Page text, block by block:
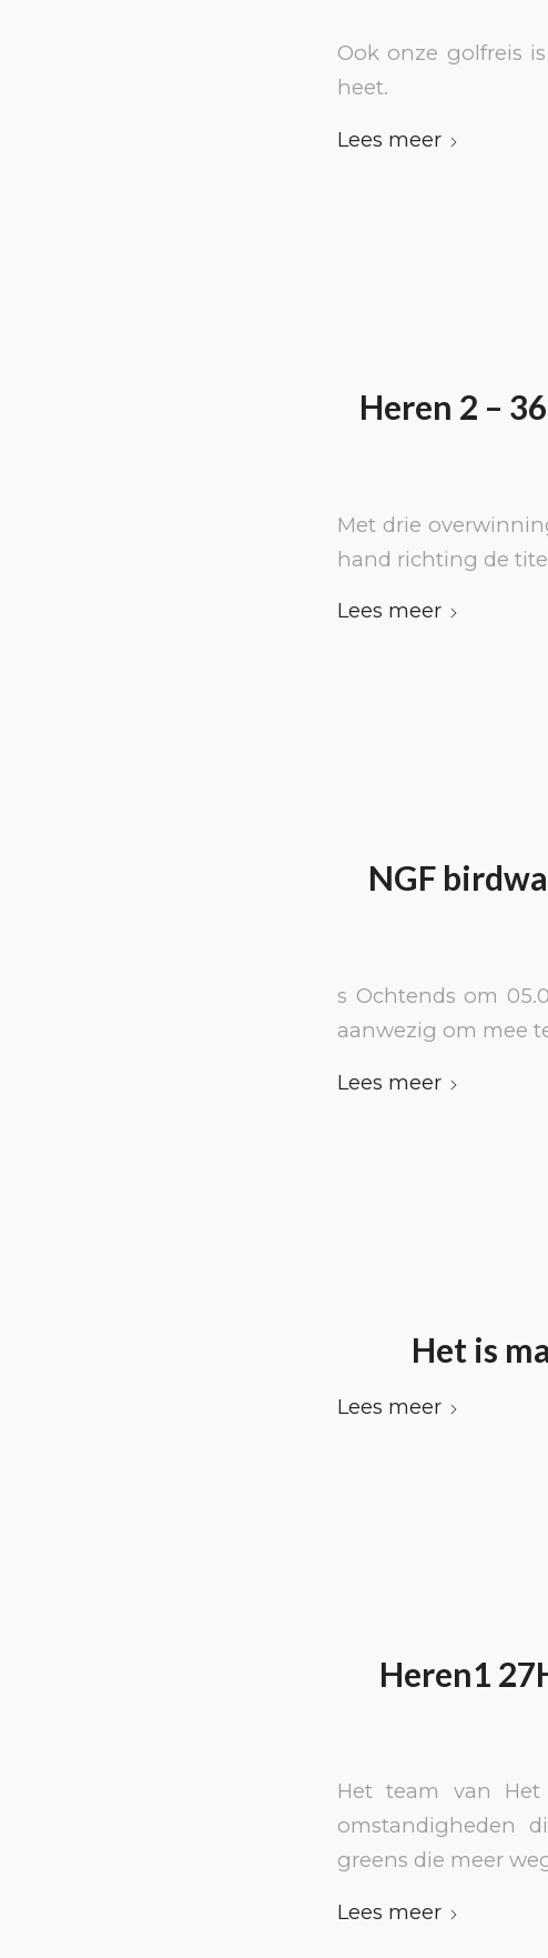
Ook onze golfreis
heet.
Lees meer
Heren 2 –
Met drie
hand richting de
Lees meer
NGF
s Ochtends om
aanwezig om mee
Lees meer
Het is
Lees meer
Heren1
Het team van
omstandigheden
greens die meer
Lees meer